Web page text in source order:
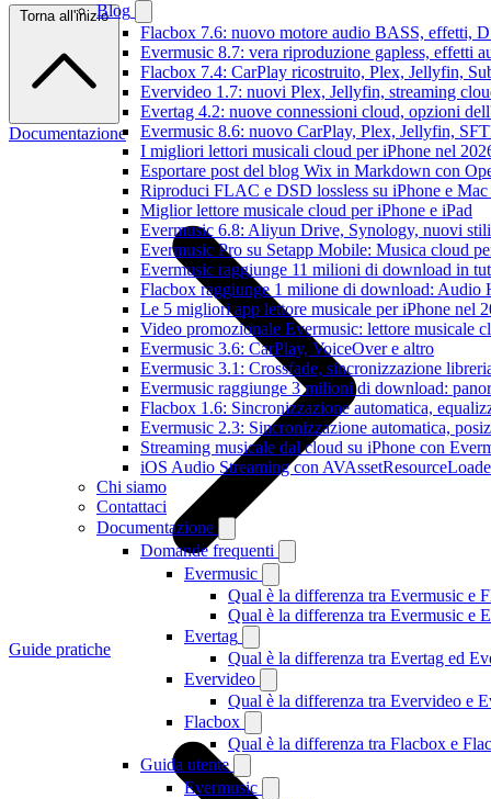
Blog
Flacbox 7.6: nuovo motore audio BASS, effetti,
Evermusic 8.7: vera riproduzione gapless, effetti
Flacbox 7.4: CarPlay ricostruito, Plex, Jellyfin,
Evervideo 1.7: nuovi Plex, Jellyfin, streaming
Evertag 4.2: nuove connessioni cloud, opzioni
Evermusic 8.6: nuovo CarPlay, Plex, Jellyfin,
I migliori lettori musicali cloud per iPhone nel
Esportare post del blog Wix in Markdown con
Riproduci FLAC e DSD lossless su iPhone e
Miglior lettore musicale cloud per iPhone e iPad
Evermusic 6.8: Aliyun Drive, Synology, nuovi
Evermusic Pro su Setapp Mobile: Musica cloud
Evermusic raggiunge 11 milioni di download in
Flacbox raggiunge 1 milione di download: Audio
Le 5 migliori app lettore musicale per iPhone nel
Video promozionale Evermusic: lettore musicale
Evermusic 3.6: CarPlay, VoiceOver e altro
Evermusic 3.1: Crossfade, sincronizzazione
Evermusic raggiunge 3 milioni di download:
Flacbox 1.6: Sincronizzazione automatica,
Evermusic 2.3: Sincronizzazione automatica,
Streaming musicale dal cloud su iPhone con
iOS Audio Streaming con
Chi siamo
Contattaci
Documentazione
Domande frequenti
Evermusic
Qual è la differenza tra Evermusic e
Qual è la differenza tra Evermusic e
Evertag
Qual è la differenza tra Evertag ed
Evervideo
Qual è la differenza tra Evervideo e
Flacbox
Qual è la differenza tra Flacbox e
Guida utente
Evermusic
Torna all'inizio
Documentazione
Guide pratiche